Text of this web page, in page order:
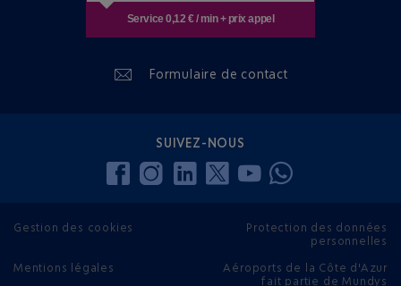
Service 0,12 € / min + prix appel
Formulaire de contact
SUIVEZ-NOUS
Gestion des cookies
Protection des données
personnelles
Mentions légales
Aéroports de la Côte d'Azur
fait partie de Mundys